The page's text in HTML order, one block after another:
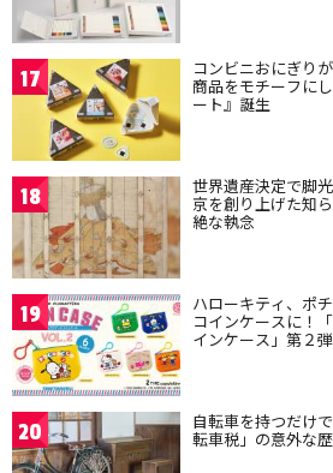
17 コンビニおにぎり
商品をモチーフに
ート』誕生
18 世界遺産決定で脚
京を創り上げた知
絶な執念
19 ハローキティ、ポ
コインケースに！
インケース」第２弾
20 自転車を持つだけ
転車税」の意外な